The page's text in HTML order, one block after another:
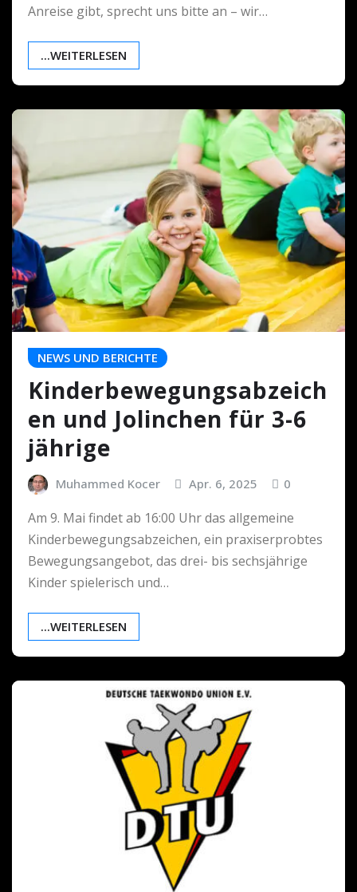
Anreise gibt, sprecht uns bitte an – wir…
...WEITERLESEN
NEWS UND BERICHTE
Kinderbewegungsabzeich
en und Jolinchen für 3-6
jährige
Muhammed Kocer Apr. 6, 2025 0
Am 9. Mai findet ab 16:00 Uhr das allgemeine
Kinderbewegungsabzeichen, ein praxiserprobtes
Bewegungsangebot, das drei- bis sechsjährige
Kinder spielerisch und…
...WEITERLESEN